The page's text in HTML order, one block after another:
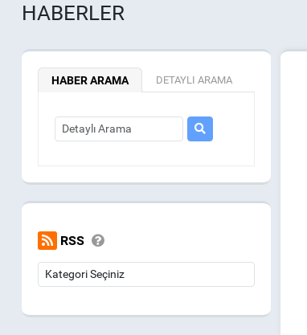
HABERLER
HABER ARAMA DETAYLI ARAMA
RSS